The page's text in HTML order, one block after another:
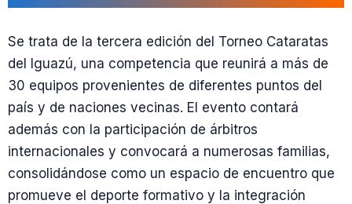
Se trata de la tercera edición del Torneo Cataratas
del Iguazú, una competencia que reunirá a más de
30 equipos provenientes de diferentes puntos del
país y de naciones vecinas. El evento contará
además con la participación de árbitros
internacionales y convocará a numerosas familias,
consolidándose como un espacio de encuentro que
promueve el deporte formativo y la integración